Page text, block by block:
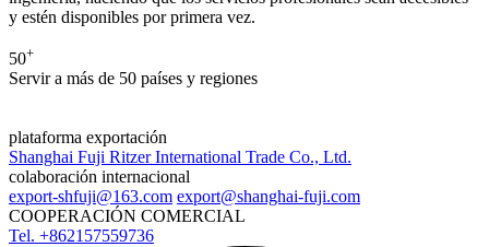
y estén disponibles por primera vez.
50+
Servir a más de 50 países y regiones
plataforma exportación
Shanghai Fuji Ritzer International Trade Co., Ltd.
colaboración internacional
export-shfuji@163.com export@shanghai-fuji.com
COOPERACIÓN COMERCIAL
Tel. +862157559736